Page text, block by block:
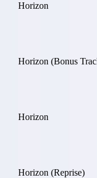
Horizon
Horizon (Bonus
Horizon
Horizon (Reprise)